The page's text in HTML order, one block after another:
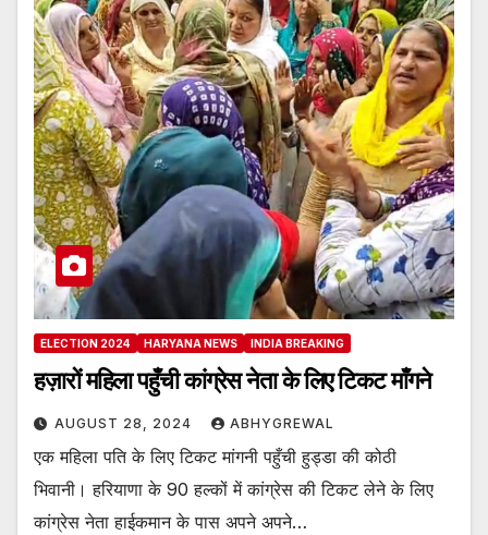
ELECTION 2024 HARYANA NEWS INDIA BREAKING
हज़ारों महिला पहुँची कांग्रेस नेता के लिए टिकट माँगने
AUGUST 28, 2024 ABHYGREWAL
एक महिला पति के लिए टिकट मांगनी पहुँची हुड्डा की कोठी
भिवानी। हरियाणा के 90 हल्कों में कांग्रेस की टिकट लेने के लिए
कांग्रेस नेता हाईकमान के पास अपने अपने…